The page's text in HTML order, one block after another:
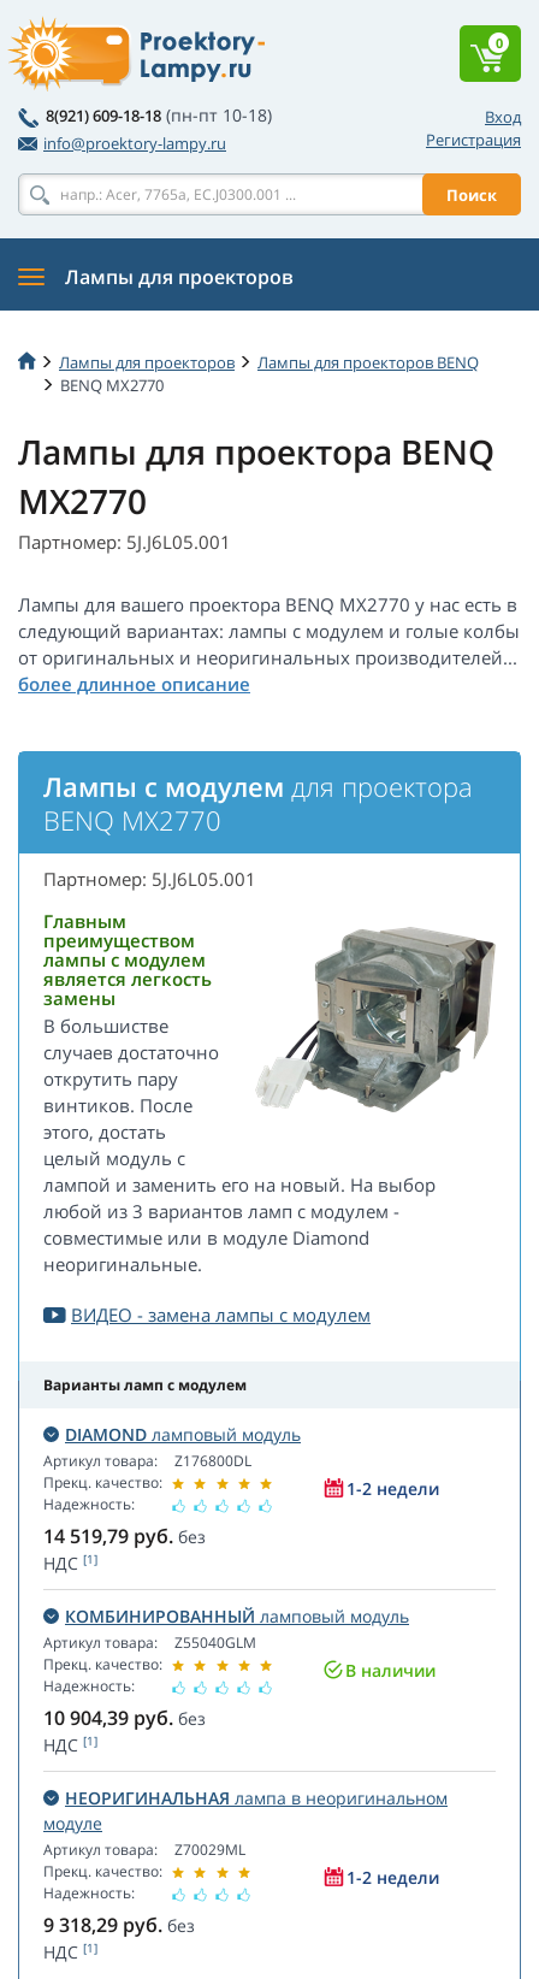
Вход
Регистрация
8(921) 609-18-18 (пн-пт 10-18)
info@proektory-lampy.ru
Поиск
0
Лампы для проекторов
Лампы для проекторов
Лампы для проекторов BENQ
BENQ MX2770
Лампы для проектора BENQ
MX2770
Партномер: 5J.J6L05.001
Лампы для вашего проектора BENQ MX2770 у нас есть в
следующий вариантах: лампы с модулем и голые колбы
от оригинальных и неоригинальных производителей...
Лампы с модулем для проектора
BENQ MX2770
Партномер: 5J.J6L05.001
Главным
преимуществом
лампы с модулем
является легкость
замены
В большистве
случаев достаточно
открутить пару
винтиков. После
этого, достать
целый модуль с
лампой и заменить его на новый. На выбор
любой из 3 вариантов ламп с модулем -
совместимые или в модуле Diamond
неоригинальные.
ВИДЕО - замена лампы с модулем
Варианты ламп с модулем
DIAMOND ламповый модуль
Артикул товара:
Прекц. качество:
Надежность:
Z176800DL
1-2 недели
14 519,79 руб. без
НДС [1]
КОМБИНИРОВАННЫЙ ламповый модуль
Артикул товара:
Прекц. качество:
Надежность:
Z55040GLM
В наличии
10 904,39 руб. без
НДС [1]
НЕОРИГИНАЛЬНАЯ лампа в неоригинальном
модуле
Артикул товара:
Прекц. качество:
Надежность:
Z70029ML
1-2 недели
9 318,29 руб. без
НДС [1]